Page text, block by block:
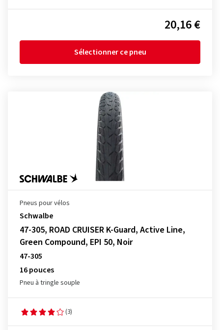
20,16 €
Sélectionner ce pneu
Pneus pour vélos
Schwalbe
47-305, ROAD CRUISER K-Guard, Active Line,
Green Compound, EPI 50, Noir
47-305
16 pouces
Pneu à tringle souple
(3)